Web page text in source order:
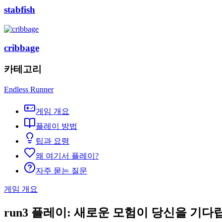
stabfish
cribbage
카테고리
Endless Runner
게임 개요
플레이 방법
팁과 요령
왜 여기서 플레이?
자주 묻는 질문
게임 개요
run3 플레이: 새로운 모험이 당신을 기다